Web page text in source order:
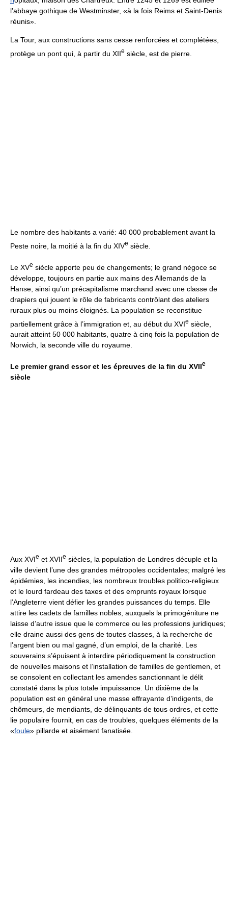
l’abbaye gothique de Westminster, «à la fois Reims et Saint-Denis
réunis».
La Tour, aux constructions sans cesse renforcées et complétées,
protège un pont qui, à partir du XIIe siècle, est de pierre.
Le nombre des habitants a varié: 40 000 probablement avant la
Peste noire, la moitié à la fin du XIVe siècle.
Le XVe siècle apporte peu de changements; le grand négoce se
développe, toujours en partie aux mains des Allemands de la
Hanse, ainsi qu’un précapitalisme marchand avec une classe de
drapiers qui jouent le rôle de fabricants contrôlant des ateliers
ruraux plus ou moins éloignés. La population se reconstitue
partiellement grâce à l’immigration et, au début du XVIe siècle,
aurait atteint 50 000 habitants, quatre à cinq fois la population de
Norwich, la seconde ville du royaume.
Le premier grand essor et les épreuves de la fin du XVIIe
siècle
Aux XVIe et XVIIe siècles, la population de Londres décuple et la
ville devient l’une des grandes métropoles occidentales; malgré les
épidémies, les incendies, les nombreux troubles politico-religieux
et le lourd fardeau des taxes et des emprunts royaux lorsque
l’Angleterre vient défier les grandes puissances du temps. Elle
attire les cadets de familles nobles, auxquels la primogéniture ne
laisse d’autre issue que le commerce ou les professions juridiques;
elle draine aussi des gens de toutes classes, à la recherche de
l’argent bien ou mal gagné, d’un emploi, de la charité. Les
souverains s’épuisent à interdire périodiquement la construction
de nouvelles maisons et l’installation de familles de gentlemen, et
se consolent en collectant les amendes sanctionnant le délit
constaté dans la plus totale impuissance. Un dixième de la
population est en général une masse effrayante d’indigents, de
chômeurs, de mendiants, de délinquants de tous ordres, et cette
lie populaire fournit, en cas de troubles, quelques éléments de la
«foule» pillarde et aisément fanatisée.